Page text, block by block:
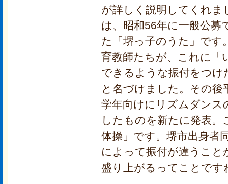
が詳しく説明してくれ
は、昭和56年に一般公
た「堺っ子のうた」です
育教師たちが、これに「
できるような振付をつけ
と名づけました。その後
学年向けにリズムダンス
したものを新たに発表。
体操」です。堺市出身者
によって振付が違うこと
盛り上がるってことです